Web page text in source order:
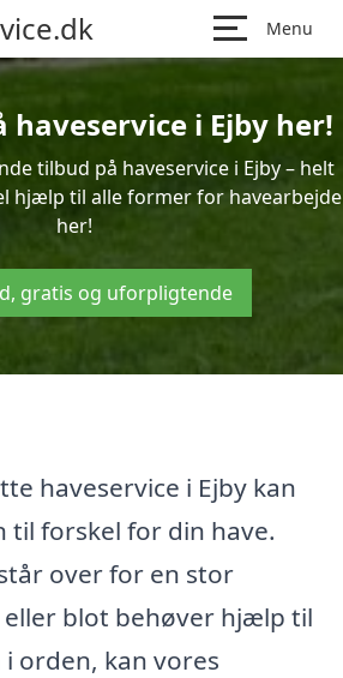
Menu
haveservice i Ejby her!
tilbud på haveservice i Ejby – helt
hjælp til alle former for havearbejde
her!
gratis og uforpligtende
haveservice i Ejby kan
til forskel for din have.
over for en stor
blot behøver hjælp til
orden, kan vores